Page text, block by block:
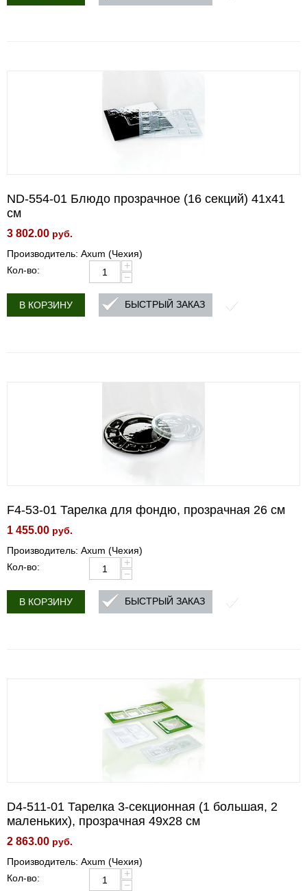
ND-554-01 Блюдо прозрачное (16 секций) 41x41
см
3 802.00 руб.
Производитель: Axum (Чехия)
Кол-во:
+
−
В КОРЗИНУ БЫСТРЫЙ ЗАКАЗ
F4-53-01 Тарелка для фондю, прозрачная 26 см
1 455.00 руб.
Производитель: Axum (Чехия)
Кол-во:
+
−
В КОРЗИНУ БЫСТРЫЙ ЗАКАЗ
D4-511-01 Тарелка 3-секционная (1 большая, 2
маленьких), прозрачная 49х28 см
2 863.00 руб.
Производитель: Axum (Чехия)
Кол-во:
+
−